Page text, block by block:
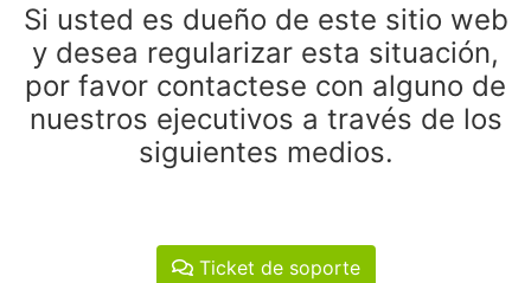
Si usted es dueño de este sitio web
y desea regularizar esta situación,
por favor contactese con alguno de
nuestros ejecutivos a través de los
siguientes medios.
Ticket de soporte